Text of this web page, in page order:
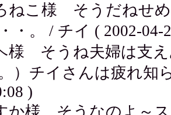
ねこ様 そうだねせ
・。 / チイ ( 2002-04-
様 そうね夫婦は支え
）チイさんは疲れ知
)
か様 そうなのよ～ス